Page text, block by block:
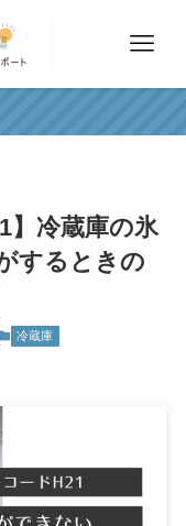
】冷蔵庫の氷
するときの
冷蔵庫